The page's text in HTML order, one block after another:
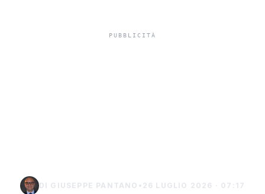
DI GIUSEPPE PANTANO • 26 LUGLIO 2026 · 07:17